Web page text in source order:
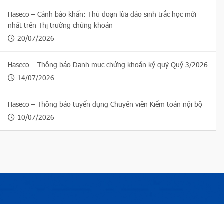
Haseco – Cảnh báo khẩn: Thủ đoạn lừa đảo sinh trắc học mới
nhất trên Thị trường chứng khoán
20/07/2026
Haseco – Thông báo Danh mục chứng khoán ký quỹ Quý 3/2026
14/07/2026
Haseco – Thông báo tuyển dụng Chuyên viên Kiểm toán nội bộ
10/07/2026